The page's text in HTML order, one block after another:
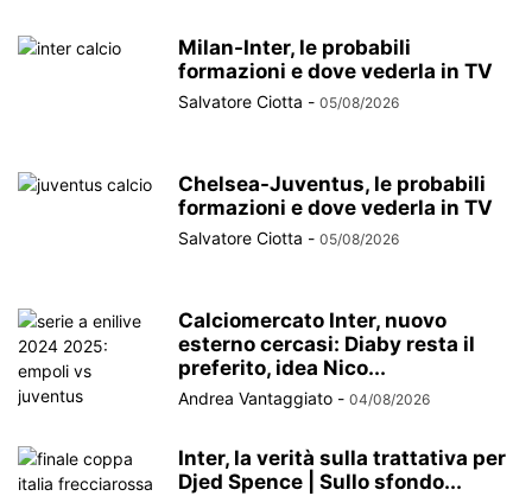
Milan-Inter, le probabili
formazioni e dove vederla in TV
Salvatore Ciotta - 05/08/2026
Chelsea-Juventus, le probabili
formazioni e dove vederla in TV
Salvatore Ciotta - 05/08/2026
Calciomercato Inter, nuovo
esterno cercasi: Diaby resta il
preferito, idea Nico...
Andrea Vantaggiato - 04/08/2026
Inter, la verità sulla trattativa per
Djed Spence | Sullo sfondo...